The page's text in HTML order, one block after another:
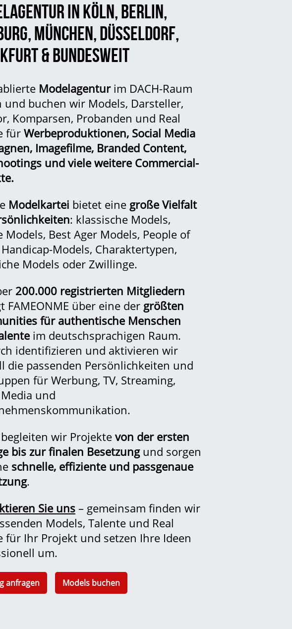
INKÖLN,BERLIN,
,MÜNCHEN,DÜSSELDORF,
& BUNDESWEIT
Modelagenturim DACH-Raum
und buchen wir Models, Darsteller,
, Komparsen, Probanden und Real
für Werbeproduktionen, Social Media
Imagefilme, Branded Content,
und viele weitere Commercial-
Modelkartei bietet eine große Vielfalt
: klassische Models,
Models, Best Ager Models, People of
Handicap-Models, Charaktertypen,
Models oder Zwillinge.
200.000 registrierten Mitgliedern
FAMEONME über eine der größten
für authentische Menschen
im deutschsprachigen Raum.
identifizieren und aktivieren wir
die passenden Persönlichkeiten und
für Werbung, TV, Streaming,
und
wir Projekte von der ersten
bis zur finalen Besetzungund sorgen
schnelle, effiziente und passgenaue
.
Sie uns– gemeinsam finden wir
Models, Talente und Real
für Ihr Projekt und setzen Ihre Ideen
um.
anfragen Models buchen